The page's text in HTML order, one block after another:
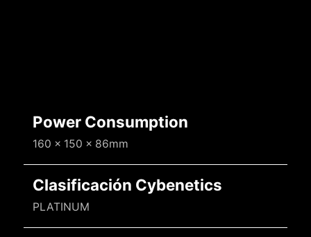
Power Consumption
160 x 150 x 86mm
Clasificación Cybenetics
PLATINUM